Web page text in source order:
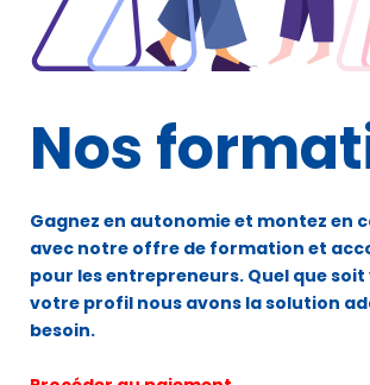
Nos
Gagnez en autonomie et montez en
avec notre offre de formation et
pour les entrepreneurs. Quel que
votre profil nous avons la solution
besoin.